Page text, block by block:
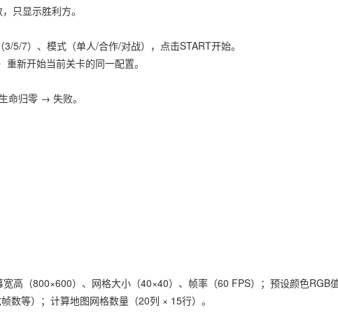
只显示胜利方。
5/7）、模式（单人/合作/对战），点击START开始。
新开始当前关卡的同一配置。
命归零 → 失败。
高（800×600）、网格大小（40×40）、帧率（60 FPS）；预设颜色RGB
数等）；计算地图网格数量（20列 × 15行）。